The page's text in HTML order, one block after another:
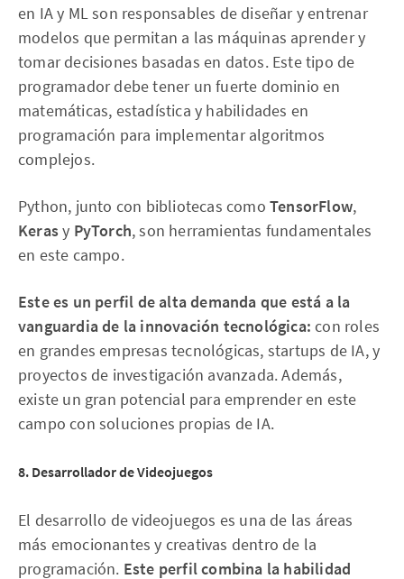
en IA y ML son responsables de diseñar y entrenar
modelos que permitan a las máquinas aprender y
tomar decisiones basadas en datos. Este tipo de
programador debe tener un fuerte dominio en
matemáticas, estadística y habilidades en
programación para implementar algoritmos
complejos.
Python, junto con bibliotecas como TensorFlow,
Kerasy PyTorch, son herramientas fundamentales
en este campo.
Este es un perfil de alta demanda que está a la
vanguardia de la innovación tecnológica:con roles
en grandes empresas tecnológicas, startups de IA, y
proyectos de investigación avanzada. Además,
existe un gran potencial para emprender en este
campo con soluciones propias de IA.
8. Desarrollador de Videojuegos
El desarrollo de videojuegos es una de las áreas
más emocionantes y creativas dentro de la
programación. Este perfil combina la habilidad